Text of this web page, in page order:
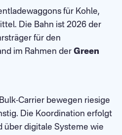
für Kohle,
Die Bahn ist 2026 der
für den
im Rahmen der Green
Carrier bewegen riesige
Die Koordination erfolgt
über digitale Systeme wie